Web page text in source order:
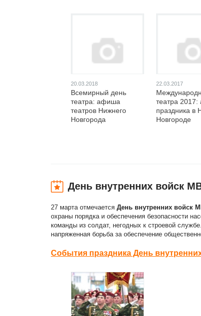
20.03.2018
Всемирный день
театра: афиша
театров Нижнего
Новгорода
22.03.2017
театра
праздника в
Новгороде
День внутренних войск
27 марта отмечается День внутренних войск
охраны порядка и обеспечения безопасности
команды из солдат, негодных к строевой
напряженная борьба за обеспечение
События праздника День